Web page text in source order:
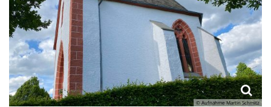
© Aufnahme Martin Schmitz